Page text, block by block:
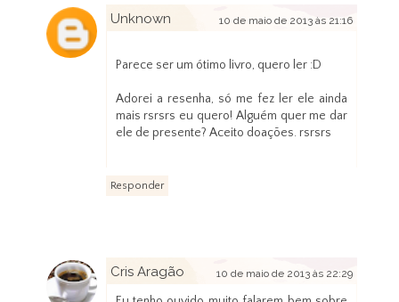
Unknown 10 de maio de 2013 às 21:16
Parece ser um ótimo livro, quero ler :D
Adorei a resenha, só me fez ler ele ainda
mais rsrsrs eu quero! Alguém quer me dar
ele de presente? Aceito doações. rsrsrs
Responder
Cris Aragão 10 de maio de 2013 às 22:29